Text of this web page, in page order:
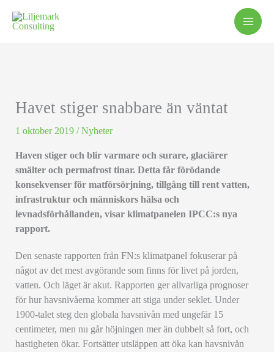
Havet stiger snabbare än väntat
1 oktober 2019/Nyheter
Haven stiger och blir varmare och surare, glaciärer
smälter och permafrost tinar. Detta får förödande
konsekvenser för matförsörjning, tillgång till rent vatten,
infrastruktur och människors hälsa och
levnadsförhållanden, visar klimatpanelen IPCC:s nya
rapport.
Den senaste rapporten från FN:s klimatpanel fokuserar på
något av det mest avgörande som finns för livet på jorden,
vatten. Och läget är akut. Rapporten ger allvarliga prognoser
för hur havsnivåerna kommer att stiga under seklet. Under
1900-talet steg den globala havsnivån med ungefär 15
centimeter, men nu går höjningen mer än dubbelt så fort, och
hastigheten ökar. Fortsätter utsläppen att öka kan havsnivån